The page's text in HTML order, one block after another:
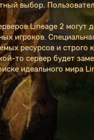
выбор.
Lineage 2
игроков.
ресурсов и
то сервер будет
идеального мира